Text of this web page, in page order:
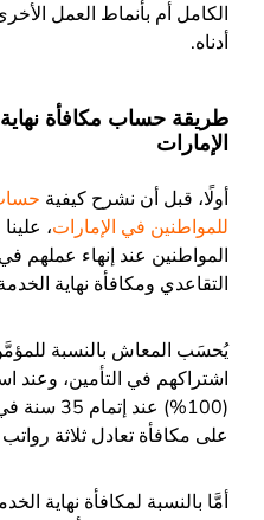
الكامل أم بأنماط العمل
أدناه.
طريقة حساب مكافأة
الإمارات
أولًا، قبل أن نشرح كيفية
للمواطنين في الإمارات،
المواطنين عند إنهاء عملهم
التقاعدي ومكافأة نهاية
يُحسَب المعاش بالنسبة
اشتراكهم في التأمين، وعند
(100%)
على مكافأة تعادل ثلاثة
أمَّا بالنسبة لمكافأة نهاية